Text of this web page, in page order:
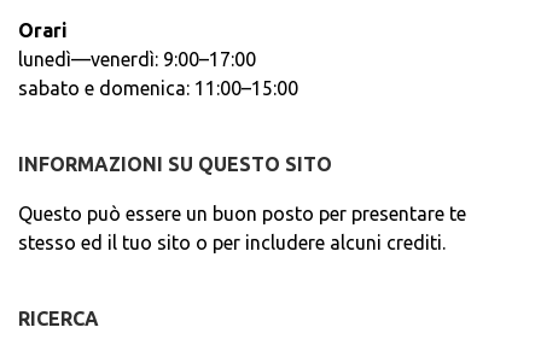
Orari
lunedì—venerdì: 9:00–17:00
sabato e domenica: 11:00–15:00
INFORMAZIONI SU QUESTO SITO
Questo può essere un buon posto per presentare te
stesso ed il tuo sito o per includere alcuni crediti.
RICERCA